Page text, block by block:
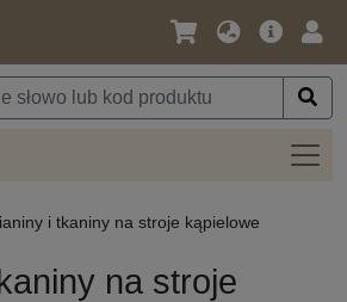
Język
Waluta
Oferta
i tkaniny na stroje kąpielowe
na stroje